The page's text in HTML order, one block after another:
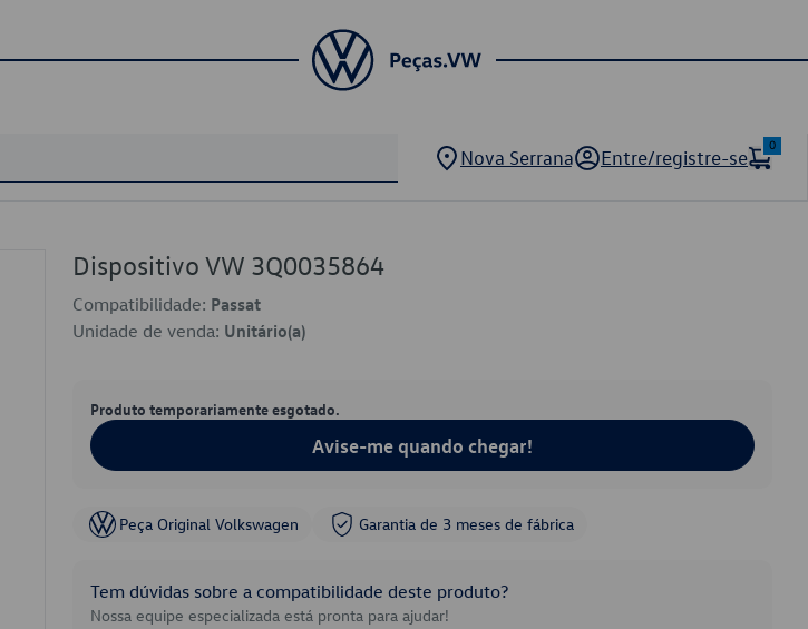
Nova Serrana Entre/registre-se
0
Dispositivo VW 3Q0035864
Compatibilidade: Passat
Unidade de venda: Unitário(a)
Produto temporariamente esgotado.
Avise-me quando chegar!
Peça Original Volkswagen Garantia de 3 meses de fábrica
Tem dúvidas sobre a compatibilidade deste produto?
Nossa equipe especializada está pronta para ajudar!